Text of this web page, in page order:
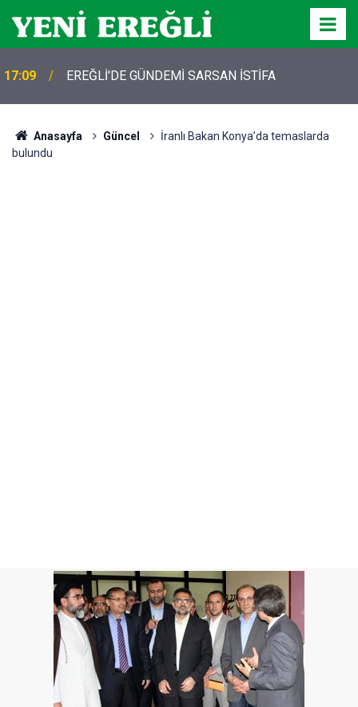
17:09 EREĞLİ'DE GÜNDEMİ SARSAN İSTİFA
Anasayfa Güncel
İranlı Bakan Konya’da temaslarda
bulundu